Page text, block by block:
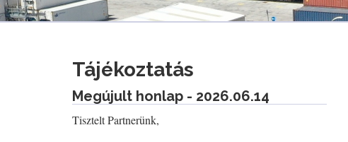
Tájékoztatás
Megújult honlap - 2026.06.14
Tisztelt Partnerünk,